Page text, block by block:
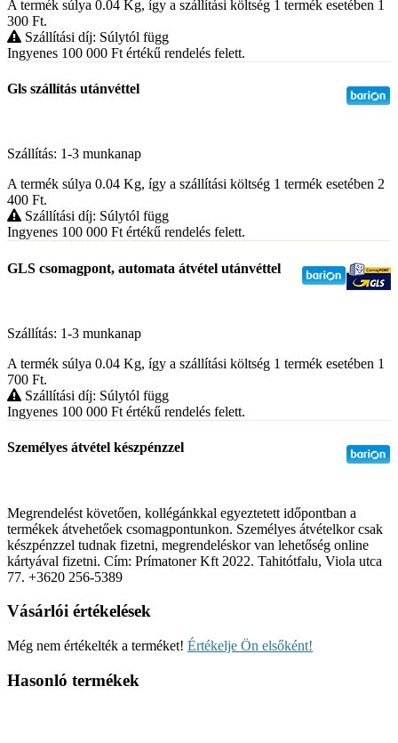
A termék súlya 0.04 Kg, így a szállítási költség 1 termék esetében 1
300 Ft.
Szállítási díj: Súlytól függ
Ingyenes 100 000 Ft értékű rendelés felett.
Gls szállítás utánvéttel
Szállítás: 1-3 munkanap
A termék súlya 0.04 Kg, így a szállítási költség 1 termék esetében 2
400 Ft.
Szállítási díj: Súlytól függ
Ingyenes 100 000 Ftértékű rendelés felett.
GLS csomagpont, automata átvétel utánvéttel
Szállítás: 1-3 munkanap
A termék súlya 0.04 Kg, így a szállítási költség 1 termék esetében 1
700 Ft.
Szállítási díj: Súlytól függ
Ingyenes 100 000 Ft értékű rendelés felett.
Személyes átvétel készpénzzel
Megrendelést követően, kollégánkkal egyeztetett időpontban a
termékek átvehetőek csomagpontunkon. Személyes átvételkor csak
készpénzzel tudnak fizetni, megrendeléskor van lehetőség online
kártyával fizetni. Cím: Prímatoner Kft 2022. Tahitótfalu, Viola utca
77. +3620 256-5389
Vásárlói értékelések
Még nem értékelték a terméket! Értékelje Ön elsőként!
Hasonló termékek